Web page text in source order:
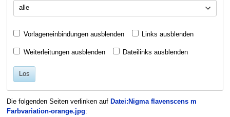
alle
Vorlageneinbindungen ausblenden Links ausblenden
Weiterleitungen ausblenden Dateilinks ausblenden
Los
Die folgenden Seiten verlinken auf Datei:Nigma flavenscens m
Farbvariation-orange.jpg: